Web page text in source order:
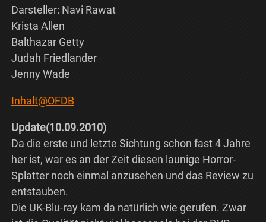
Darsteller: Navi Rawat
Krista Allen
Balthazar Getty
Judah Friedlander
Jenny Wade
Inhalt@OFDB
Update(10.09.2010)
Da die erste und letzte Sichtung schon fast 4 Jahre
her ist, war es an der Zeit diesen launige Horror-
Splatter noch einmal anzusehen und das Review zu
entstauben.
Die UK-Blu-ray kam da natürlich wie gerufen. Zwar